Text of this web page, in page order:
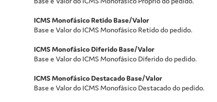
ICMS Monofásico Retido Base/Valor
Base e Valor do ICMS Monofásico Retido do pedido.
ICMS Monofásico Diferido Base/Valor
Base e Valor do ICMS Monofásico Diferido do pedido.
ICMS Monofásico Destacado Base/Valor
Base e Valor do ICMS Monofásico Destacado do pedido.